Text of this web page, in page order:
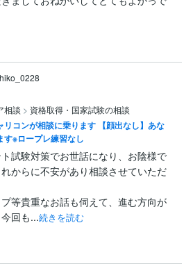
相談 > 資格取得・国家試験の相談
コンが相談に乗ります 【顔出なし】あな
す※ロープレ練習なし
試験対策でお世話になり、お陰様で
からに不安があり相談させていただ
等貴重なお話も伺えて、進む方向が
回も...続きを読む